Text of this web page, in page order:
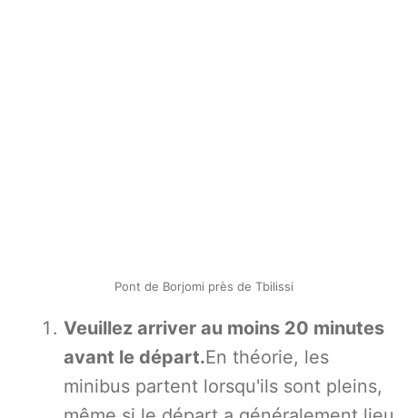
Pont de Borjomi près de Tbilissi
Veuillez arriver au moins 20 minutes
avant le départ.En théorie, les
minibus partent lorsqu'ils sont pleins,